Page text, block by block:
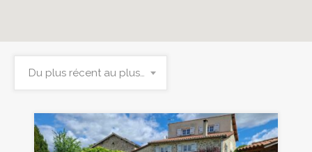
Du plus récent au plus ancien